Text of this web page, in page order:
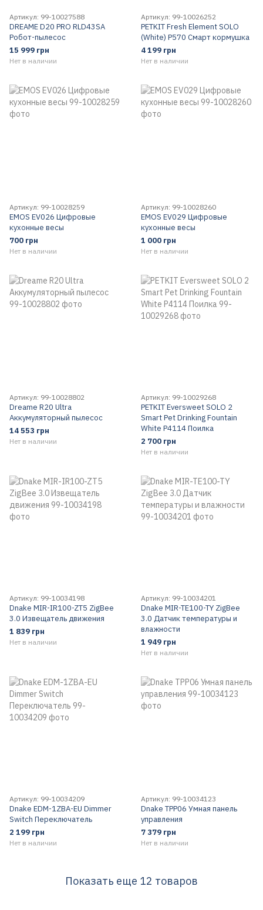
Артикул: 99-10027588
DREAME D20 PRO RLD43SA
Робот-пылесос
15 999 грн
Нет в наличии
Артикул: 99-10026252
PETKIT Fresh Element SOLO
(White) P570 Смарт кормушка
4 199 грн
Нет в наличии
Артикул: 99-10028259
EMOS EV026 Цифровые
кухонные весы
700 грн
Нет в наличии
Артикул: 99-10028260
EMOS EV029 Цифровые
кухонные весы
1 000 грн
Нет в наличии
Артикул: 99-10028802
Dreame R20 Ultra
Аккумуляторный пылесос
14 553 грн
Нет в наличии
Артикул: 99-10029268
PETKIT Eversweet SOLO 2
Smart Pet Drinking Fountain
White P4114 Поилка
2 700 грн
Нет в наличии
Артикул: 99-10034198
Dnake MIR-IR100-ZT5 ZigBee
3.0 Извещатель движения
1 839 грн
Нет в наличии
Артикул: 99-10034201
Dnake MIR-TE100-TY ZigBee
3.0 Датчик температуры и
влажности
1 949 грн
Нет в наличии
Артикул: 99-10034209
Dnake EDM-1ZBA-EU Dimmer
Switch Переключатель
2 199 грн
Нет в наличии
Артикул: 99-10034123
Dnake TPP06 Умная панель
управления
7 379 грн
Нет в наличии
Показать еще 12 товаров